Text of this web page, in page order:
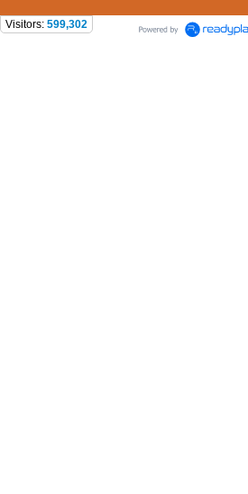
Visitors: 599,302